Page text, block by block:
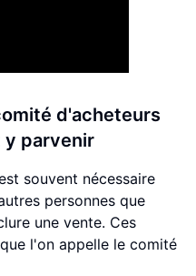
d'acheteurs
y parvenir
souvent nécessaire
personnes que
une vente. Ces
l'on appelle le comité